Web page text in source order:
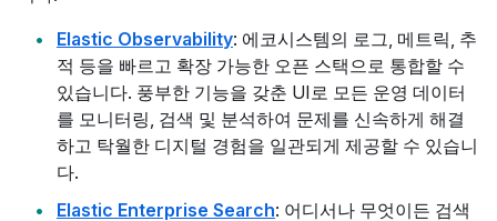
Elastic Observability: 에코시스템의 로그, 메트릭, 추
적 등을 빠르고 확장 가능한 오픈 스택으로 통합할 수
있습니다. 풍부한 기능을 갖춘 UI로 모든 운영 데이터
를 모니터링, 검색 및 분석하여 문제를 신속하게 해결
하고 탁월한 디지털 경험을 일관되게 제공할 수 있습니
다.
Elastic Enterprise Search: 어디서나 무엇이든 검색